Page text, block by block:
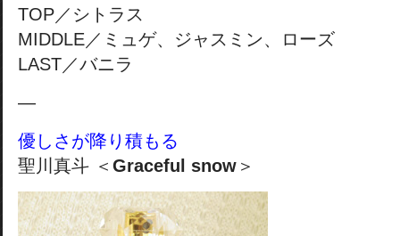
TOP／シトラス
MIDDLE／ミュゲ、ジャスミン、ローズ
LAST／バニラ
—
優しさが降り積もる
聖川真斗 ＜ Graceful snow ＞